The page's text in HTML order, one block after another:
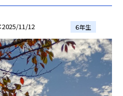
2025/11/12 ６年生